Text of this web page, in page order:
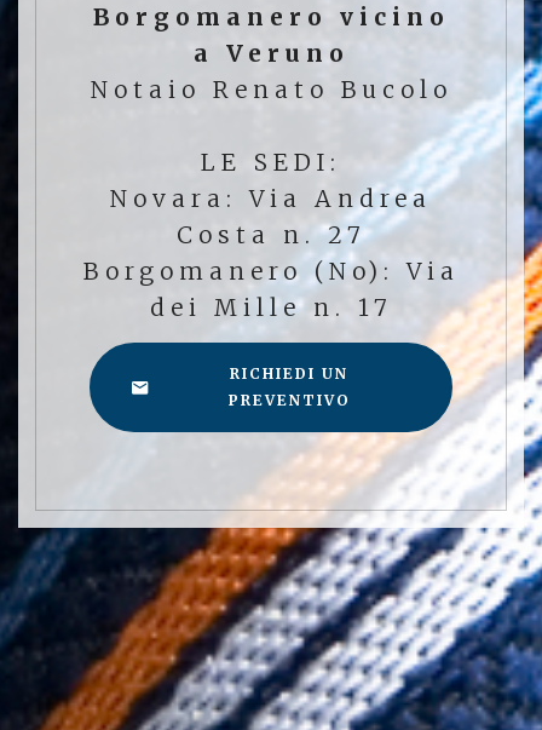
Borgomanero vicino
a Veruno
Notaio Renato Bucolo
LE SEDI:
Novara: Via Andrea
Costa n. 27
Borgomanero (No): Via
dei Mille n. 17
RICHIEDI UN
PREVENTIVO